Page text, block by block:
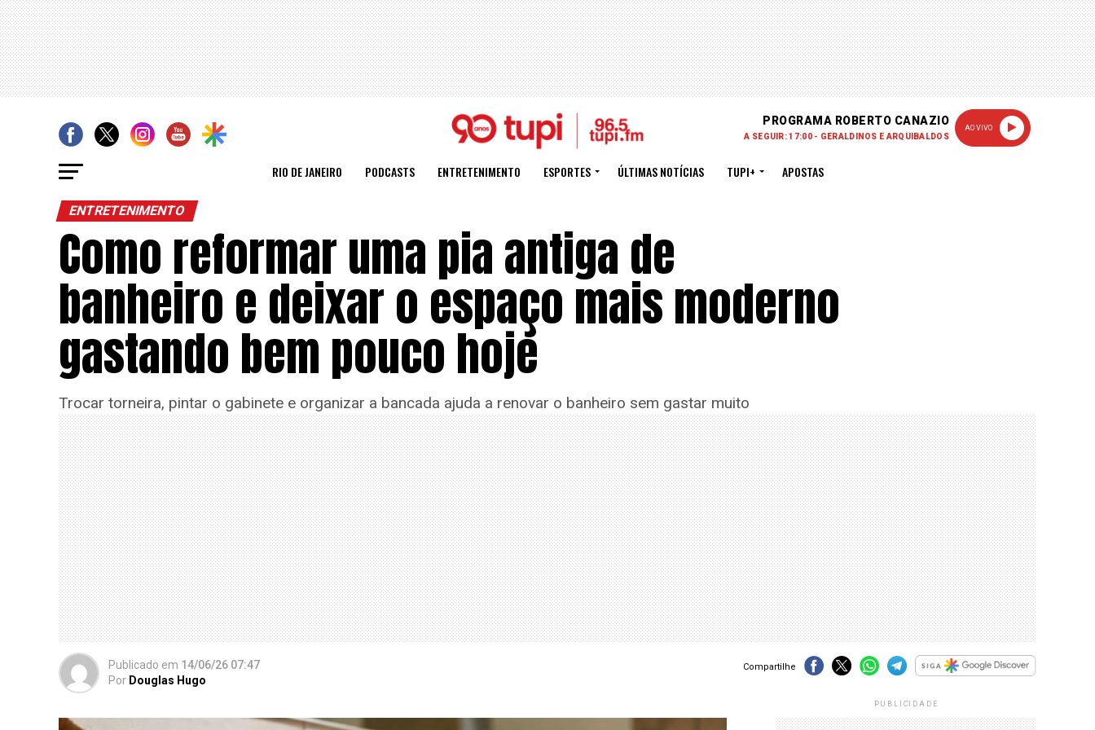
PROGRAMA ROBERTO CANAZIO
A SEGUIR: 17:00 - GERALDINOS E ARQUIBALDOS
AO VIVO
RIO DE JANEIRO PODCASTS ENTRETENIMENTO ESPORTES ÚLTIMAS NOTÍCIAS TUPI+ APOSTAS
ENTRETENIMENTO
Como reformar uma pia antiga de
banheiro e deixar o espaço mais moderno
gastando bem pouco hoje
Trocar torneira, pintar o gabinete e organizar a bancada ajuda a renovar o banheiro sem gastar muito
Publicado em 14/06/26 07:47
Por Douglas Hugo
Compartilhe
PUBLICIDADE